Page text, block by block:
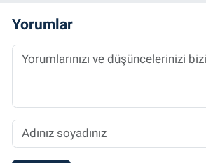
Yorumlar